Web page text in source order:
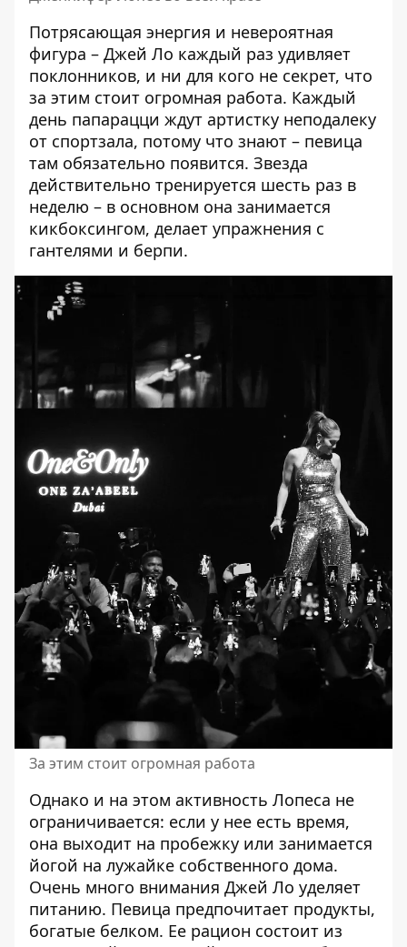
Потрясающая энергия и невероятная
фигура – ​​Джей Ло каждый раз удивляет
поклонников, и ни для кого не секрет, что
за этим стоит огромная работа. Каждый
день папарацци ждут артистку неподалеку
от спортзала, потому что знают – певица
там обязательно появится. Звезда
действительно тренируется шесть раз в
неделю – в основном она занимается
кикбоксингом, делает упражнения с
гантелями и берпи.
За этим стоит огромная работа
Однако и на этом активность Лопеса не
ограничивается: если у нее есть время,
она выходит на пробежку или занимается
йогой на лужайке собственного дома.
Очень много внимания Джей Ло уделяет
питанию. Певица предпочитает продукты,
богатые белком. Ее рацион состоит из